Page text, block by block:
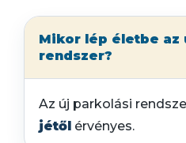
Mikor lép életbe az
rendszer?
Az új parkolási
jétől érvényes.